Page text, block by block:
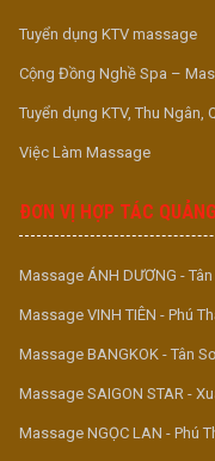
Tuyển dụng KTV massage
Cộng Đồng Nghề Spa –
Tuyển dụng KTV, Thu Ngân,
Việc Làm Massage
ĐƠN VỊ HỢP TÁC
Massage ÁNH DƯƠNG -
Massage VINH TIÊN - Phú
Massage BANGKOK - Tân
Massage SAIGON STAR -
Massage NGỌC LAN - Phú